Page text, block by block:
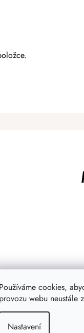
Používáme cookies,
provozu webu neustále
Nastavení